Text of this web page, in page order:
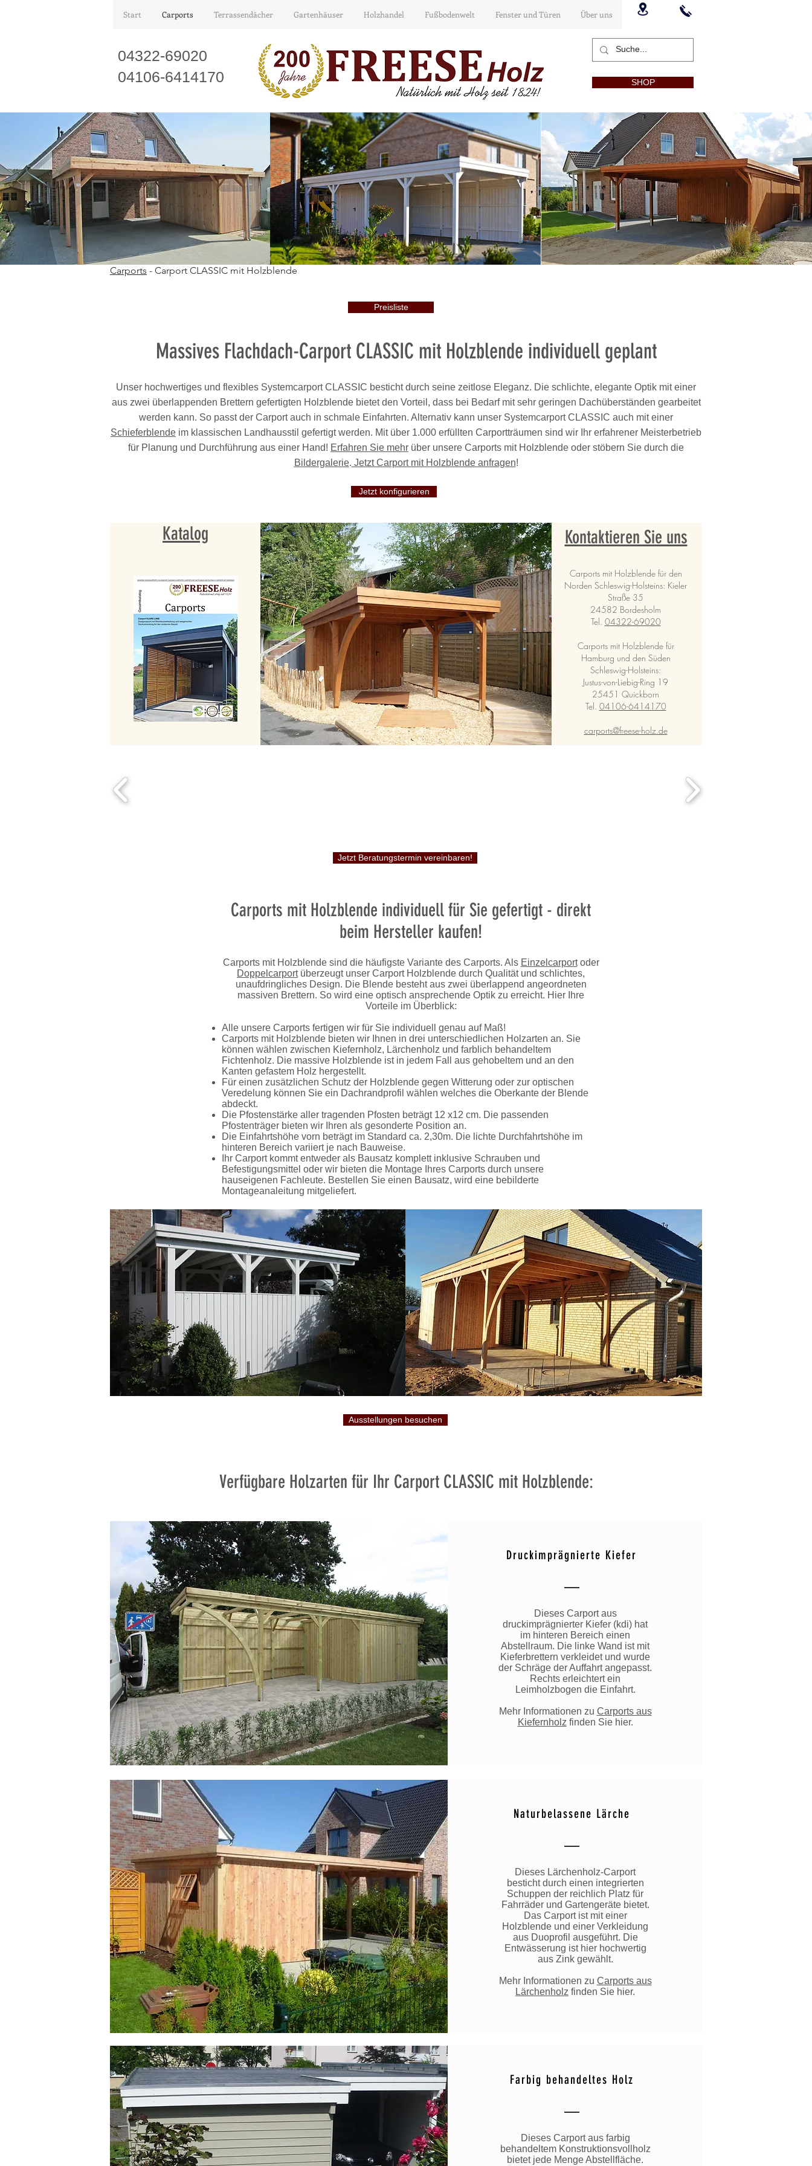
Start Carports Terrassendächer Gartenhäuser Holzhandel Fußbodenwelt Fenster und Türen Über uns
04322-69020
04106-6414170
SHOP
Carports - Carport CLASSIC mit Holzblende
Preisliste
Massives Flachdach-Carport CLASSIC mit Holzblende individuell geplant
Unser hochwertiges und flexibles Systemcarport CLASSIC besticht durch seine zeitlose Eleganz. Die schlichte, elegante Optik mit einer
aus zwei überlappenden Brettern gefertigten Holzblende bietet den Vorteil, dass bei Bedarf mit sehr geringen Dachüberständen gearbeitet
werden kann. So passt der Carport auch in schmale Einfahrten. Alternativ kann unser Systemcarport CLASSIC auch mit einer
Schieferblende im klassischen Landhausstil gefertigt werden. Mit über 1.000 erfüllten Carportträumen sind wir Ihr erfahrener Meisterbetrieb
für Planung und Durchführung aus einer Hand! Erfahren Sie mehr über unsere Carports mit Holzblende oder stöbern Sie durch die
Bildergalerie. Jetzt Carport mit Holzblende anfragen!
Jetzt konfigurieren
Katalog Kontaktieren Sie uns
Carports mit Holzblende für den
Norden Schleswig-Holsteins: Kieler
Straße 35
24582 Bordesholm
Tel. 04322-69020
Carports mit Holzblende für
Hamburg und den Süden
Schleswig-Holsteins:
Justus-von-Liebig-Ring 19
25451 Quickborn
Tel. 04106-6414170
carports@freese-holz.de
Jetzt Beratungstermin vereinbaren!
Carports mit Holzblende individuell für Sie gefertigt - direkt
beim Hersteller kaufen!
Carports mit Holzblende sind die häufigste Variante des Carports. Als Einzelcarportoder
Doppelcarportüberzeugt unser Carport Holzblende durch Qualität und schlichtes,
unaufdringliches Design. Die Blende besteht aus zwei überlappend angeordneten
massiven Brettern. So wird eine optisch ansprechende Optik zu erreicht. Hier Ihre
Vorteile im Überblick:
Alle unsere Carports fertigen wir für Sie individuell genau auf Maß!
Carports mit Holzblende bieten wir Ihnen in drei unterschiedlichen Holzarten an. Sie
können wählen zwischen Kiefernholz, Lärchenholz und farblich behandeltem
Fichtenholz. Die massive Holzblende ist in jedem Fall aus gehobeltem und an den
Kanten gefastem Holz hergestellt.
Für einen zusätzlichen Schutz der Holzblende gegen Witterung oder zur optischen
Veredelung können Sie ein Dachrandprofil wählen welches die Oberkante der Blende
abdeckt.
Die Pfostenstärke aller tragenden Pfosten beträgt 12 x12 cm. Die passenden
Pfostenträger bieten wir Ihren als gesonderte Position an.
Die Einfahrtshöhe vorn beträgt im Standard ca. 2,30m. Die lichte Durchfahrtshöhe im
hinteren Bereich variiert je nach Bauweise.
Ihr Carport kommt entweder als Bausatz komplett inklusive Schrauben und
Befestigungsmittel oder wir bieten die Montage Ihres Carports durch unsere
hauseigenen Fachleute. Bestellen Sie einen Bausatz, wird eine bebilderte
Montageanaleitung mitgeliefert.
Ausstellungen besuchen
Verfügbare Holzarten für Ihr Carport CLASSIC mit Holzblende:
Druckimprägnierte Kiefer
Dieses Carport aus
druckimprägnierter Kiefer (kdi) hat
im hinteren Bereich einen
Abstellraum. Die linke Wand ist mit
Kieferbrettern verkleidet und wurde
der Schräge der Auffahrt angepasst.
Rechts erleichtert ein
Leimholzbogen die Einfahrt.
Mehr Informationen zu Carports aus
Kiefernholz finden Sie hier.
Naturbelassene Lärche
Dieses Lärchenholz-Carport
besticht durch einen integrierten
Schuppen der reichlich Platz für
Fahrräder und Gartengeräte bietet.
Das Carport ist mit einer
Holzblende und einer Verkleidung
aus Duoprofil ausgeführt. Die
Entwässerung ist hier hochwertig
aus Zink gewählt.
Mehr Informationen zu Carports aus
Lärchenholz finden Sie hier.
Farbig behandeltes Holz
Dieses Carport aus farbig
behandeltem Konstruktionsvollholz
bietet jede Menge Abstellfläche.